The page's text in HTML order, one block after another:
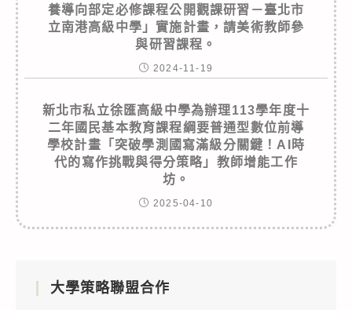
養導向部定必修課程公開觀課研習－臺北市
立南港高級中學」實施計畫，請美術教師參
與研習課程。
2024-11-19
新北市私立徐匯高級中學為辦理113學年度十
二年國民基本教育課程綱要普通型數位前導
學校計畫「突破學測國寫滿級分關鍵！AI時
代的寫作挑戰與得分策略」教師增能工作
坊。
2025-04-10
大學策略聯盟合作